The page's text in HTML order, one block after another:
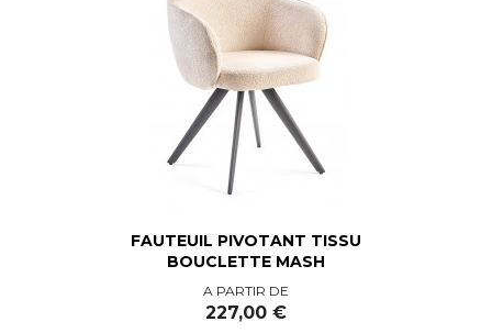
FAUTEUIL PIVOTANT TISSU
BOUCLETTE MASH
Prix
A PARTIR DE
227,00 €